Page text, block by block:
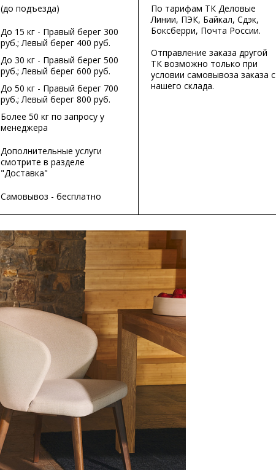
(до подъезда)
До 15 кг - Правый берег 300
руб.; Левый берег 400 руб.
До 30 кг - Правый берег 500
руб.; Левый берег 600 руб.
До 50 кг - Правый берег 700
руб.; Левый берег 800 руб.
Более 50 кг по запросу у
менеджера
Дополнительные услуги
смотрите в разделе
"Доставка"
Самовывоз - бесплатно
По тарифам ТК Деловые
Линии, ПЭК, Байкал, Сдэк,
Боксберри, Почта России.
Отправление заказа другой
ТК возможно только при
условии самовывоза заказа с
нашего склада.